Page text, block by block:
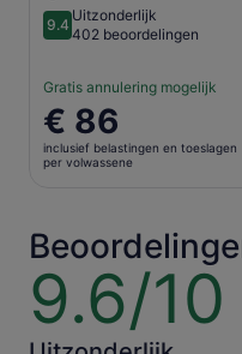
9.49.4 van 10
Uitzonderlijk
402 beoordelingen
Gratis annulering mogelijk
De
prijs
is
volwassene
€ 86
inclusief belastingen en toeslagen
per volwassene
9.6/10
9.6
van
10